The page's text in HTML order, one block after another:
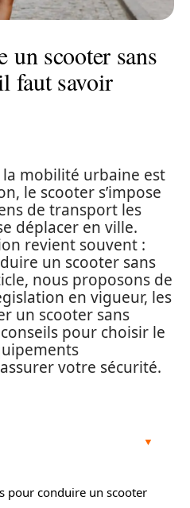
un scooter sans
faut savoir
mobilité urbaine est
le scooter s’impose
de transport les
déplacer en ville.
revient souvent :
un scooter sans
nous proposons de
en vigueur, les
un scooter sans
pour choisir le
votre sécurité.
pour conduire un scooter